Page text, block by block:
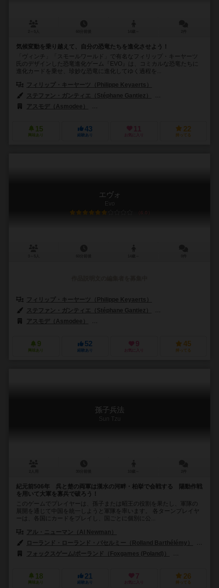
気候変動を乗り越えて、自分の恐竜たちを進化させよう！
「ヴィンチ」「スモールワールド」で有名なフィリップ・キーヤーツ
氏のデザインした恐竜進化ゲーム『EVO』は、コミカルな恐竜たちに
進化カードを乗せ、珍妙な恐竜に進化してゆく過程を...
フィリップ・キーヤーツ（Philippe Keyaerts）
ステファン・ガンティエ（Stéphane Gantiez）
アスモデ（Asmodee）
15
興味あり
43
経験あり
11
お気に入り
22
持ってる
エヴォ
Evo
6.0
フィリップ・キーヤーツ（Philippe Keyaerts）
ステファン・ガンティエ（Stéphane Gantiez）
アスモデ（Asmodee）
9
興味あり
52
経験あり
9
お気に入り
45
持ってる
孫子兵法
Sun Tzu
紀元前506年 呉と楚の両軍は漢水の河畔・柏挙で会戦する 陽動作戦
を用いて大軍を寡兵で破ろう！
このゲームでプレイヤーは、孫子または昭王の役割を果たし、軍隊の
展開を通じて中国を統一しようと軍隊を率います。 各ターンプレイヤ
ーは、各国にカードをプレイし、国ごとに個別に公...
アル・ニューマン（Al Newman）
ローランド・ローランド・バセルミー（Rolland Barthélémy）
フォックスゲーム/ポーランド（Foxgames (Poland)）
18
興味あり
21
経験あり
7
お気に入り
26
持ってる